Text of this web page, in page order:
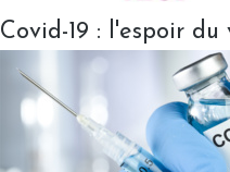
Covid-19 : l'espoir